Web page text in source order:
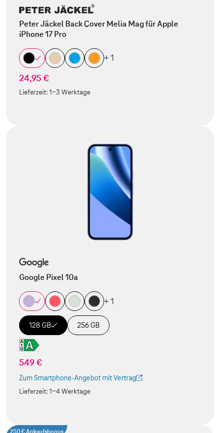
Peter Jäckel Back Cover Melia Mag für Apple
iPhone 17 Pro
+ 1
24,95 €
Lieferzeit:1-3 Werktage
Google Pixel 10a
+ 1
128 GB 256 GB
549 €
Zum Smartphone-Angebot mit Vertrag
(Der Link wird in einem neuen Tab geöffnet)
Lieferzeit:1-4 Werktage
250 € Ankaufsbonus